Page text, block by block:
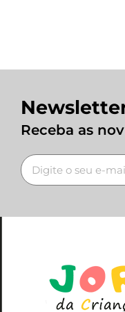
Receba as